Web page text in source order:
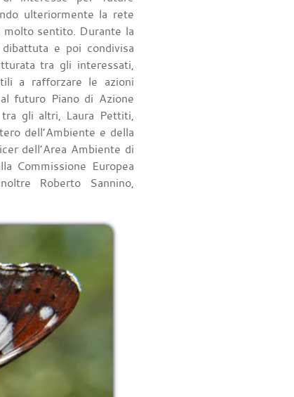
ulteriormente la rete
molto sentito. Durante la
e poi condivisa
tra gli interessati,
a rafforzare le azioni
futuro Piano di Azione
tra gli altri, Laura Pettiti,
dell’Ambiente e della
dell’Area Ambiente di
Commissione Europea
Roberto Sannino,